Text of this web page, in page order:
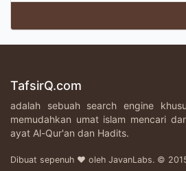
TafsirQ.com
adalah sebuah search engine
memudahkan umat islam mencari
ayat Al-Qur'an dan Hadits.
Dibuat sepenuh ♥ oleh JavanLabs. ©